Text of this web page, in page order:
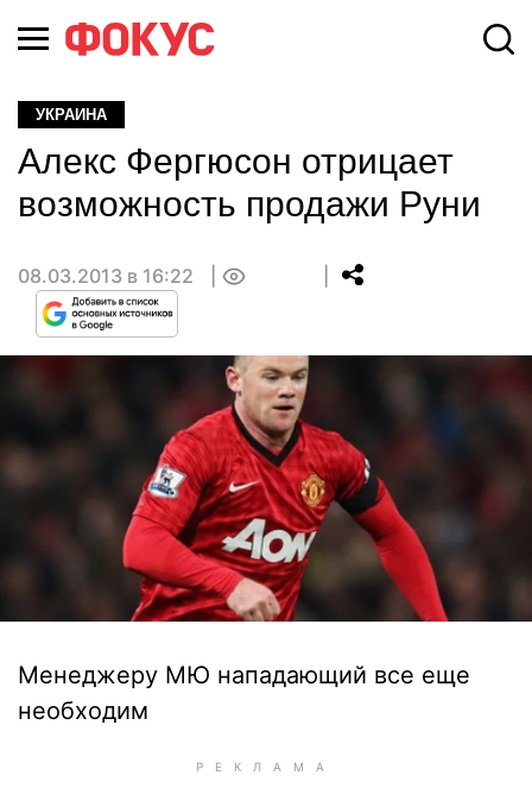
УКРАИНА
Алекс Фергюсон отрицает
возможность продажи Руни
08.03.2013 в 16:22
Менеджеру МЮ нападающий все еще
необходим